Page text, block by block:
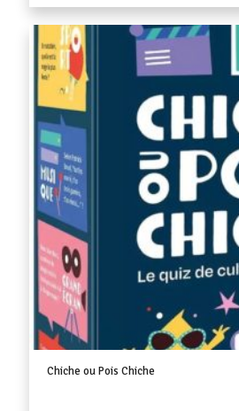
Chiche ou Pois Chiche